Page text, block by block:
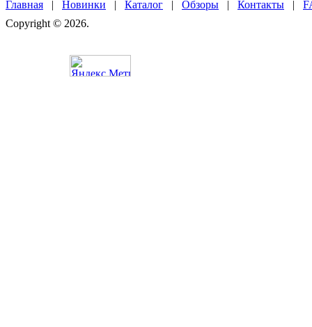
Главная | Новинки | Каталог | Обзоры | Контакты |
Copyright © 2026.